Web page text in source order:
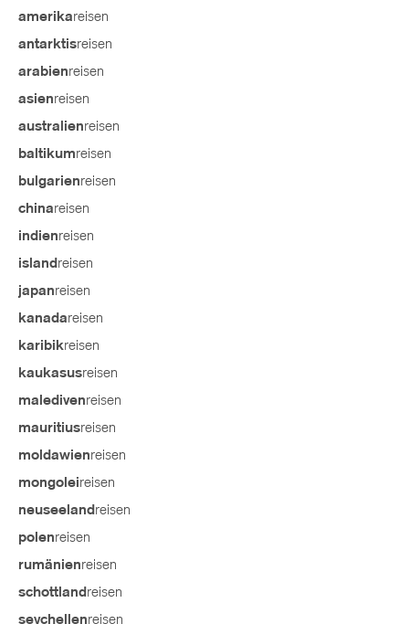
amerikareisen
antarktisreisen
arabienreisen
asienreisen
australienreisen
baltikumreisen
bulgarienreisen
chinareisen
indienreisen
island reisen
japanreisen
kanadareisen
karibikreisen
kaukasusreisen
maledivenreisen
mauritiusreisen
moldawienreisen
mongoleireisen
neuseeland reisen
polenreisen
rumänienreisen
schottland reisen
seychellenreisen